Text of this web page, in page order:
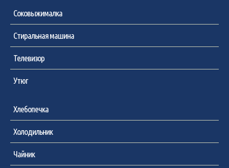
Соковыжималка
Стиральная машина
Телевизор
Утюг
Хлебопечка
Холодильник
Чайник